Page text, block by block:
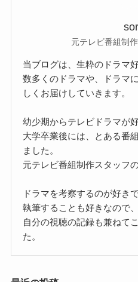
元テレビ番組制
当ブログは、生粋のドラマ
数多くのドラマや、ドラマ
しくお届けしていきます。
幼少期からテレビドラマが好
大学卒業後には、とある番
ました。
元テレビ番組制作スタッフ
ドラマを考察するのが好きで
執筆することも好きなので、
自分の視聴の記録も兼ねて
た。